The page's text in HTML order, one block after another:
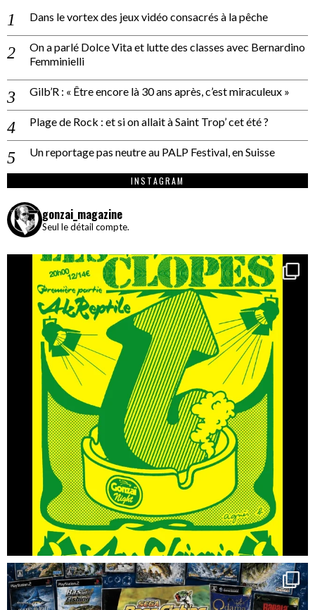
Dans le vortex des jeux vidéo consacrés à la pêche
On a parlé Dolce Vita et lutte des classes avec Bernardino
Femminielli
Gilb’R : « Être encore là 30 ans après, c’est miraculeux »
Plage de Rock : et si on allait à Saint Trop’ cet été ?
Un reportage pas neutre au PALP Festival, en Suisse
INSTAGRAM
gonzai_magazine
Seul le détail compte.